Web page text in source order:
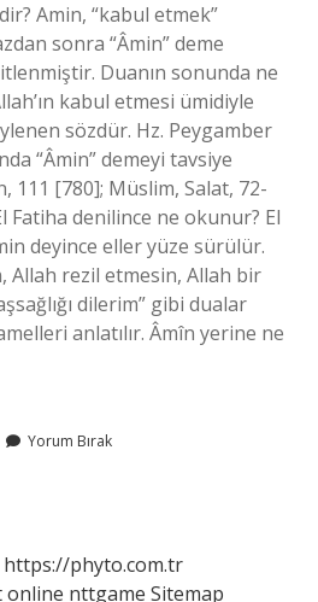
Amin, “kabul etmek”
sonra “Âmin” deme
Duanın sonunda ne
kabul etmesi ümidiyle
sözdür. Hz. Peygamber
“Âmin” demeyi tavsiye
111 [780]; Müslim, Salat, 72-
Fatiha denilince ne okunur? El
deyince eller yüze sürülür.
Allah rezil etmesin, Allah bir
dilerim” gibi dualar
anlatılır. Âmîn yerine ne
Yorum Bırak
https://phyto.com.tr
online nttgame Sitemap